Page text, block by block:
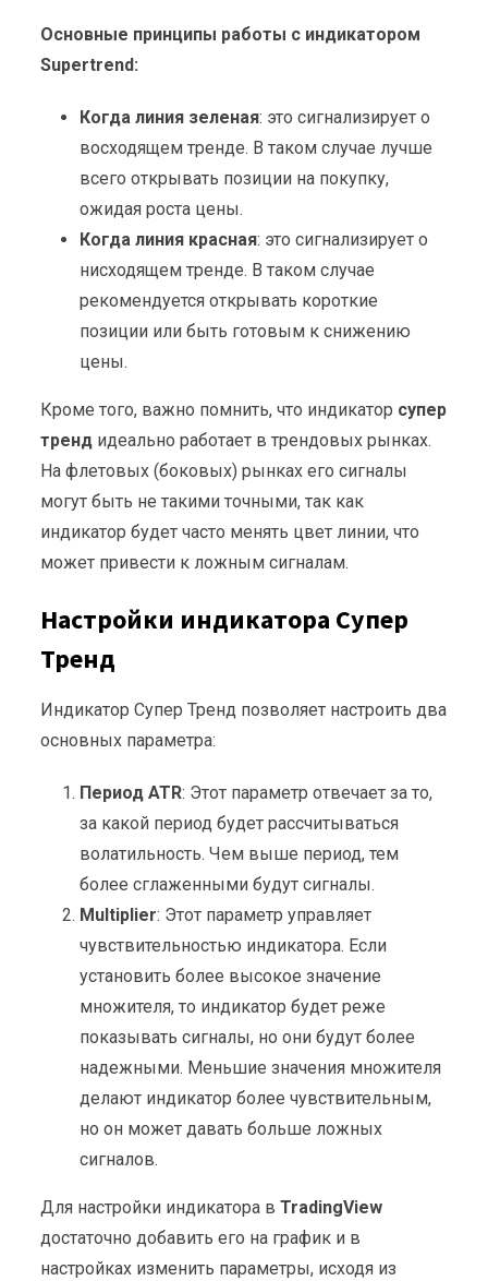
Основные принципы работы с индикатором
Supertrend:
Когда линия зеленая: это сигнализирует о
восходящем тренде. В таком случае лучше
всего открывать позиции на покупку,
ожидая роста цены.
Когда линия красная: это сигнализирует о
нисходящем тренде. В таком случае
рекомендуется открывать короткие
позиции или быть готовым к снижению
цены.
Кроме того, важно помнить, что индикатор супер
тренд идеально работает в трендовых рынках.
На флетовых (боковых) рынках его сигналы
могут быть не такими точными, так как
индикатор будет часто менять цвет линии, что
может привести к ложным сигналам.
Настройки индикатора Супер
Тренд
Индикатор Супер Тренд позволяет настроить два
основных параметра:
Период ATR: Этот параметр отвечает за то,
за какой период будет рассчитываться
волатильность. Чем выше период, тем
более сглаженными будут сигналы.
Multiplier: Этот параметр управляет
чувствительностью индикатора. Если
установить более высокое значение
множителя, то индикатор будет реже
показывать сигналы, но они будут более
надежными. Меньшие значения множителя
делают индикатор более чувствительным,
но он может давать больше ложных
сигналов.
Для настройки индикатора в TradingView
достаточно добавить его на график и в
настройках изменить параметры, исходя из